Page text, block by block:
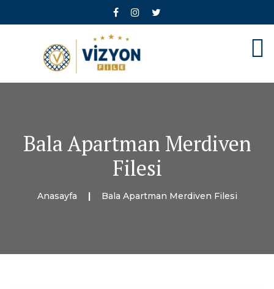
Bala Apartman Merdiven
Filesi
Anasayfa Bala Apartman Merdiven Filesi